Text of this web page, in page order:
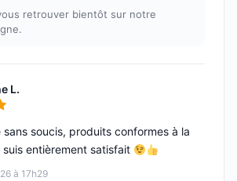
retrouver bientôt sur notre
L.
5
à 17h29
soucis, produits conformes à la
entièrement satisfait